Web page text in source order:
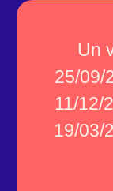
Un
25/09/
11/12/
19/03/